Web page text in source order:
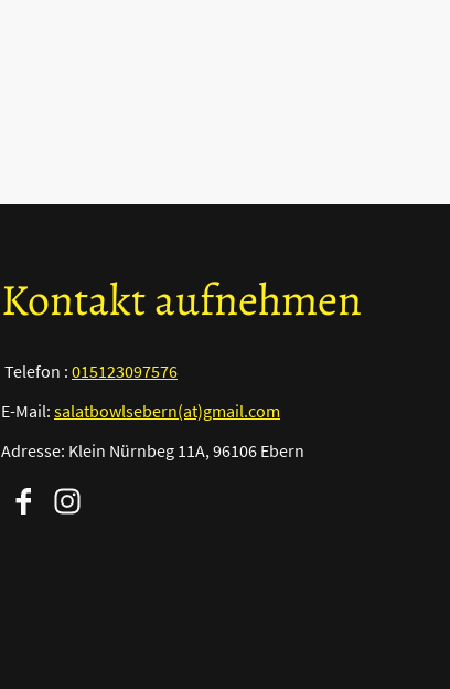
Kontakt aufnehmen
Telefon : 015123097576
E-Mail: salatbowlsebern(at)gmail.com
Adresse: Klein Nürnbeg 11A, 96106 Ebern